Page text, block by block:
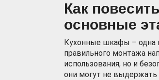
Как
основные
Кухонные шкафы – одна
правильного монтажа
использования, но и
они могут не выдержать